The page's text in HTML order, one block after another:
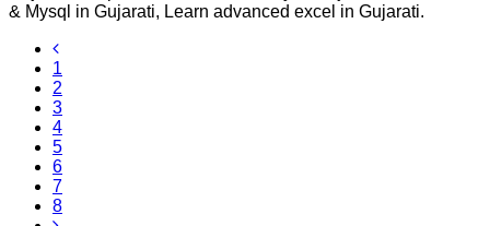
& Mysql in Gujarati, Learn advanced excel in Gujarati.
1
2
3
4
5
6
7
8